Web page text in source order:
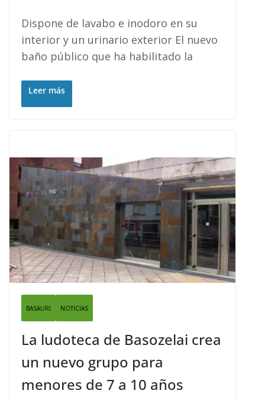
Dispone de lavabo e inodoro en su
interior y un urinario exterior El nuevo
baño público que ha habilitado la
Leer más
BASAURI NOTICIAS
La ludoteca de Basozelai crea
un nuevo grupo para
menores de 7 a 10 años